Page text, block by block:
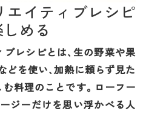
エイティブレシピ
める
レシピとは、生の野菜や果
どを使い、加熱に頼らず見た
料理のことです。ローフー
ジーだけを思い浮かべる人